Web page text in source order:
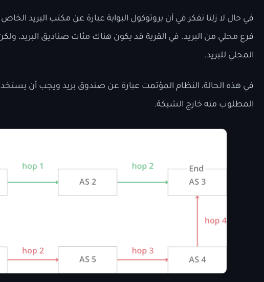
في حال لا زلنا نفكر في أن بروتوكول البوابة عبارة عن مكتب البريد
فرع محلي من البريد. في القرية قد يكون هناك مئات صناديق البريد،
المحلي للبريد.
في هذه الحالة، النظام المؤتمت عبارة عن صندوق بريد ويجب أن يستخدم
المطلوب منه خارج الشبكة.